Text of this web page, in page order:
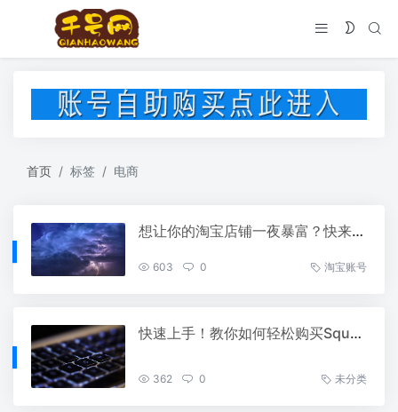
首页 标签 电商
想让你的淘宝店铺一夜暴富？快来看看这个实名认证企业账号！
603 0 淘宝账号
快速上手！教你如何轻松购买Square账号
362 0 未分类